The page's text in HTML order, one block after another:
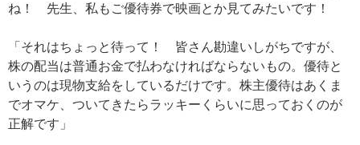
ね！ 先生、私もご優待券で映画とか見てみたいです！
「それはちょっと待って！ 皆さん勘違いしがちですが、
株の配当は普通お金で払わなければならないもの。優待と
いうのは現物支給をしているだけです。株主優待はあくま
でオマケ、ついてきたらラッキーくらいに思っておくのが
正解です」